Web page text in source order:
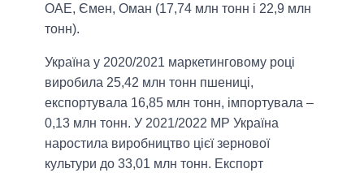
ОАЕ, Ємен, Оман (17,74 млн тонн і 22,9 млн
тонн).
Україна у 2020/2021 маркетинговому році
виробила 25,42 млн тонн пшениці,
експортувала 16,85 млн тонн, імпортувала –
0,13 млн тонн. У 2021/2022 МР Україна
наростила виробництво цієї зернової
культури до 33,01 млн тонн. Експорт